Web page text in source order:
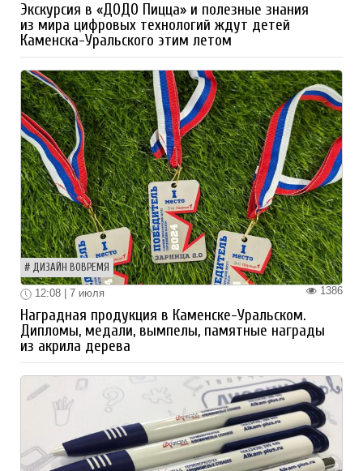
Экскурсия в «ДОДО Пицца» и полезные знания
из мира цифровых технологий ждут детей
Каменска-Уральского этим летом
ДИЗАЙН ВОВРЕМЯ
1386
12:08 | 7 июля
Наградная продукция в Каменске-Уральском.
Дипломы, медали, вымпелы, памятные награды
из акрила дерева